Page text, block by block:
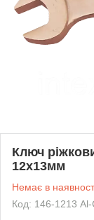
Ключ
12х13мм
Немає в
Код: 146-1213 Al-